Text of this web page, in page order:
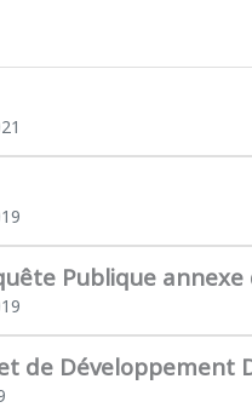
Publique
de Développement